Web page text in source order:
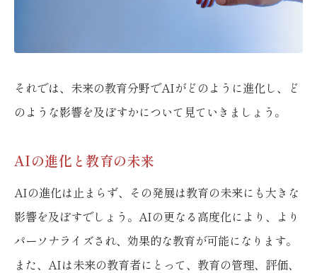
それでは、未来の教育分野でAIがどのように進化し、ど
のような影響を及ぼすかについて見ていきましょう。
AIの進化と教育の未来
AIの進化は止まらず、その発展は教育の未来にも大きな
影響を及ぼすでしょう。AIの更なる高度化により、より
パーソナライズされ、効果的な教育が可能になります。
また、AIは未来の教育者にとって、教育の管理、評価、